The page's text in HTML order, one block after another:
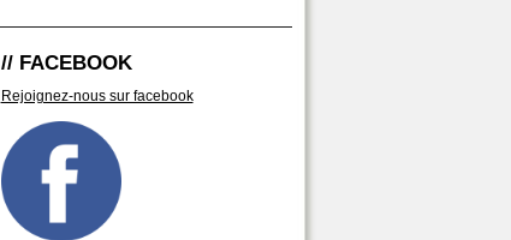
// FACEBOOK
Rejoignez-nous sur facebook